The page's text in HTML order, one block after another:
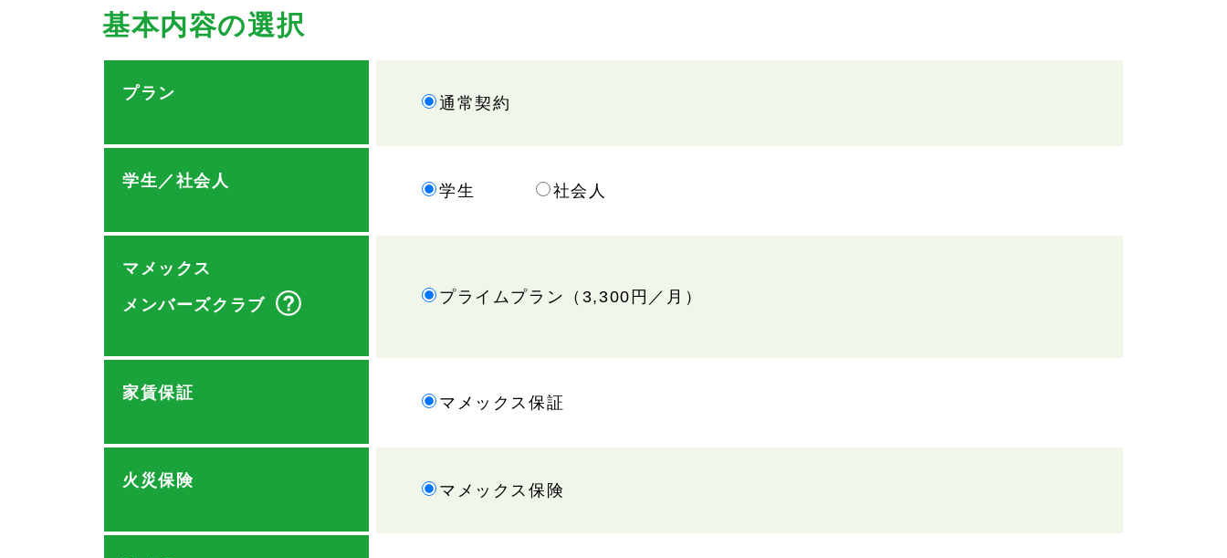
基本内容の選択
プラン
通常契約
学生／社会人
学生 社会人
マメックス
メンバーズクラブ
プライムプラン（3,300円／月）
家賃保証
マメックス保証
火災保険
マメックス保険